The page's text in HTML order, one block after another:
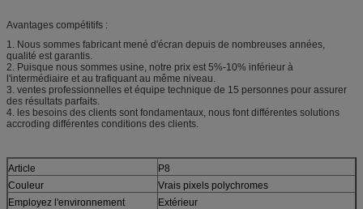
Avantages compétitifs :
1. Nous sommes fabricant mené d'écran depuis de nombreuses années,
qualité est garantis.
2. Puisque nous sommes usine, notre prix est 5%-10% inférieur à
l'intermédiaire et au trafiquant au même niveau.
3. ventes professionnelles et équipe technique de 15 personnes pour assurer
des résultats parfaits.
4. les besoins des clients sont fondamentaux, nous font différentes solutions
accroding différentes conditions des clients.
Article
P8
Couleur
Vrais pixels polychromes
Employez l'environnement
Extérieur